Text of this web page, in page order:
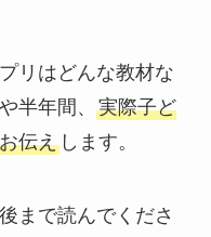
リはどんな教材な
半年間、 実際子ど
伝えします。
まで読んでくださ